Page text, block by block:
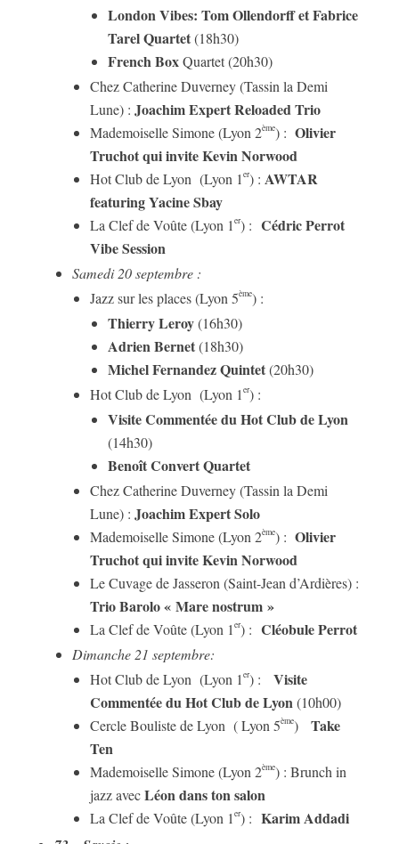
London Vibes: Tom Ollendorff et Fabrice
Tarel Quartet(18h30)
French BoxQuartet (20h30)
Chez Catherine Duverney (Tassin la Demi
Lune) : Joachim Expert Reloaded Trio
Mademoiselle Simone (Lyon 2ème) : Olivier
Truchot qui invite Kevin Norwood
Hot Club de Lyon (Lyon 1 er) : AWTAR
featuring Yacine Sbay
La Clef de Voûte (Lyon 1 er) : Cédric Perrot
Vibe Session
Samedi 20septembre :
Jazz sur les places (Lyon 5ème) :
Thierry Leroy(16h30)
Adrien Bernet(18h30)
Michel Fernandez Quintet(20h30)
Hot Club de Lyon (Lyon 1 er) :
Visite Commentée du Hot Club de Lyon
(14h30)
Benoît Convert Quartet
Chez Catherine Duverney (Tassin la Demi
Lune) : Joachim Expert Solo
Mademoiselle Simone (Lyon 2ème) : Olivier
Truchot qui invite Kevin Norwood
Le Cuvage de Jasseron (Saint-Jean d’Ardières) :
Trio Barolo « Mare nostrum »
La Clef de Voûte (Lyon 1 er) : Cléobule Perrot
Dimanche 21 septembre:
Hot Club de Lyon (Lyon 1 er) : Visite
Commentée du Hot Club de Lyon (10h00)
Cercle Bouliste de Lyon ( Lyon 5ème)
Take
Ten
Mademoiselle Simone (Lyon 2ème) : Brunch in
jazz avecLéon dans ton salon
La Clef de Voûte (Lyon 1 er) : Karim Addadi